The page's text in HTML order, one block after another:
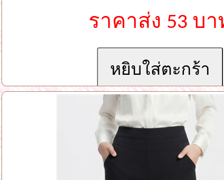
ราคาส่ง 53 บา